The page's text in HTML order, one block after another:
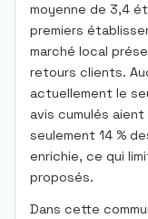
moyenne de 3,4
premiers
marché local
retours clients.
actuellement le
avis cumulés
seulement 14 %
enrichie, ce qui
proposés.
Dans cette